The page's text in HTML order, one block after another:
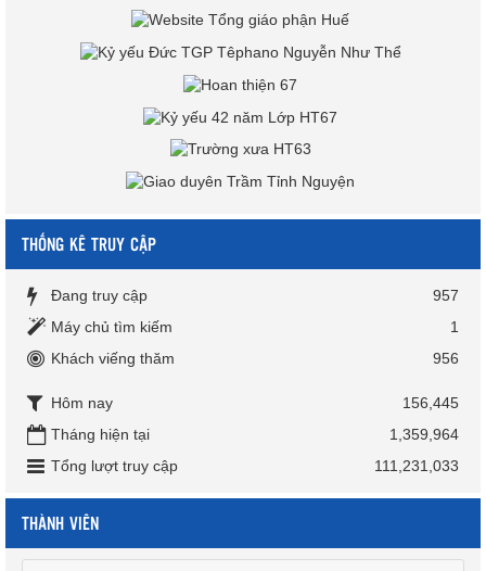
THỐNG KÊ TRUY CẬP
Đang truy cập
957
Máy chủ tìm kiếm
1
Khách viếng thăm
956
Hôm nay
156,445
Tháng hiện tại
1,359,964
Tổng lượt truy cập
111,231,033
THÀNH VIÊN